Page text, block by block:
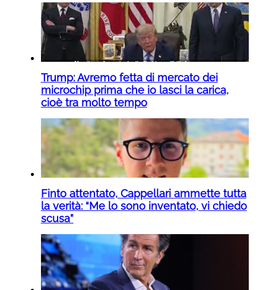
Trump: Avremo fetta di mercato dei
microchip prima che io lasci la carica,
cioè tra molto tempo
Finto attentato, Cappellari ammette tutta
la verità: “Me lo sono inventato, vi chiedo
scusa”